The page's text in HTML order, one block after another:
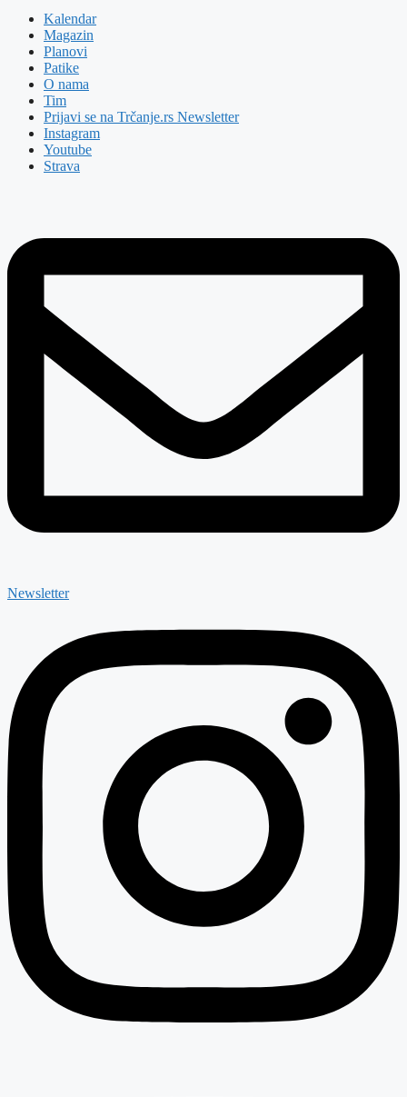
Kalendar
Magazin
Planovi
Patike
O nama
Tim
Prijavi se na Trčanje.rs Newsletter
Instagram
Youtube
Strava
Newsletter